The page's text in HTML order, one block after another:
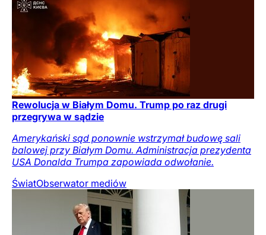
Rewolucja w Białym Domu. Trump po raz drugi
przegrywa w sądzie
Amerykański sąd ponownie wstrzymał budowę sali
balowej przy Białym Domu. Administracja prezydenta
USA Donalda Trumpa zapowiada odwołanie.
ŚwiatObserwator mediów